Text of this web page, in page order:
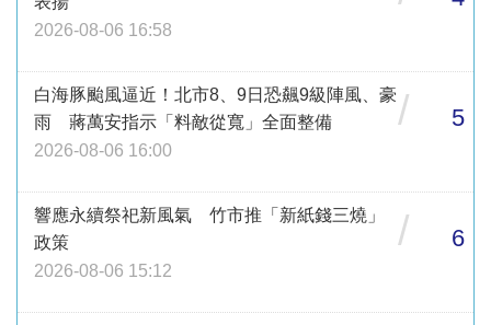
2026-08-06 16:58
白海豚颱風逼近！北市8、9日恐飆9級陣風、豪
雨 蔣萬安指示「料敵從寬」全面整備
2026-08-06 16:00
/ 5
響應永續祭祀新風氣 竹市推「新紙錢三燒」
政策
2026-08-06 15:12
/ 6